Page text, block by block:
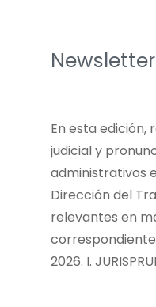
En esta edición,
judicial y
administrativos
Dirección del
relevantes en
2026. I.